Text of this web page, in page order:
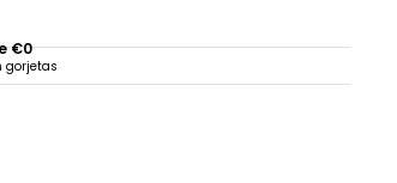
€0
gorjetas